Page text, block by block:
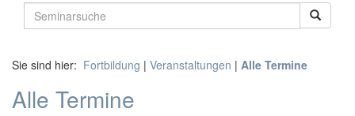
Sie sind hier: Fortbildung | Veranstaltungen | Alle Termine
Alle Termine